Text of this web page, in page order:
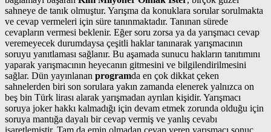
sahneye de tanık olmuştur. Yarışma da konuklara sorular sorulmakta
ve cevap vermeleri için süre tanınmaktadır. Tanınan sürede
cevapların vermesi beklenir. Eğer soru zorsa ya da yarışmacı cevap
veremeyecek durumdaysa çeşitli haklar tanınarak yarışmacının
soruyu yanıtlaması sağlanır. Bu aşamada sunucu hakların tanıtımını
yaparak yarışmacının heyecanın gitmesini ve bilgilendirilmesini
sağlar. Dün yayınlanan programda en çok dikkat çeken
sahnelerden biri son sorulara yakın zamanda elenerek yalnızca on
beş bin Türk lirası alarak yarışmadan ayrılan kişidir. Yarışmacı
soruya joker hakkı kalmadığı için devam etmek zorunda olduğu için
soruya mantığa dayalı bir cevap vermiş ve yanlış cevabı
işaretlemiştir. Tam da emin olmadan cevap veren yarışmacı sonuç